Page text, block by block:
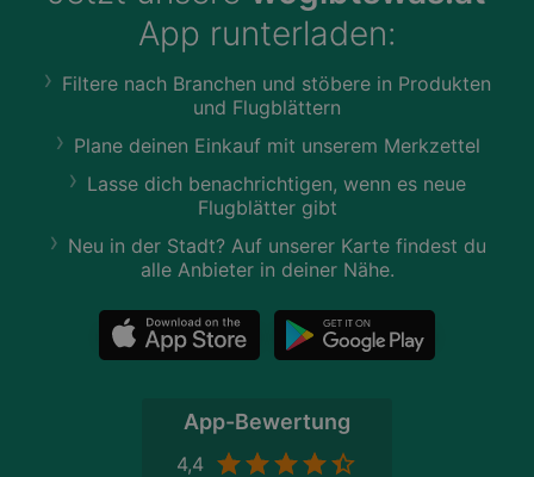
App runterladen:
Filtere nach Branchen und stöbere in Produkten
und Flugblättern
Plane deinen Einkauf mit unserem Merkzettel
Lasse dich benachrichtigen, wenn es neue
Flugblätter gibt
Neu in der Stadt? Auf unserer Karte findest du
alle Anbieter in deiner Nähe.
App-Bewertung
4,4